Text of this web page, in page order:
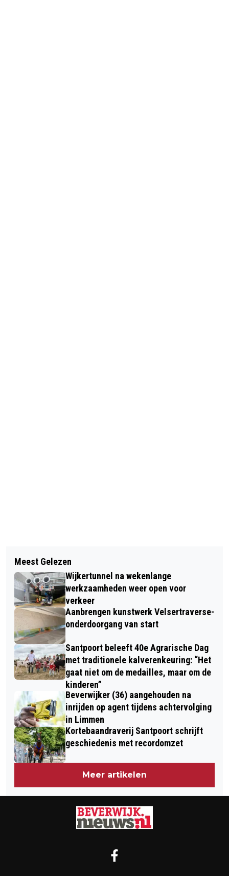
OP BEZOEK BIJ TENNISFENOMEEN
ANNEKE JELSMA
HGMK-LEZING: “WASPROGRAMMA
VAN EEN WEEK”
Meest Gelezen
Wijkertunnel na wekenlange
werkzaamheden weer open voor
verkeer
Aanbrengen kunstwerk Velsertraverse-
onderdoorgang van start
Santpoort beleeft 40e Agrarische Dag
met traditionele kalverenkeuring: “Het
gaat niet om de medailles, maar om de
kinderen”
Beverwijker (36) aangehouden na
inrijden op agent tijdens achtervolging
in Limmen
Kortebaandraverij Santpoort schrijft
geschiedenis met recordomzet
Meer artikelen